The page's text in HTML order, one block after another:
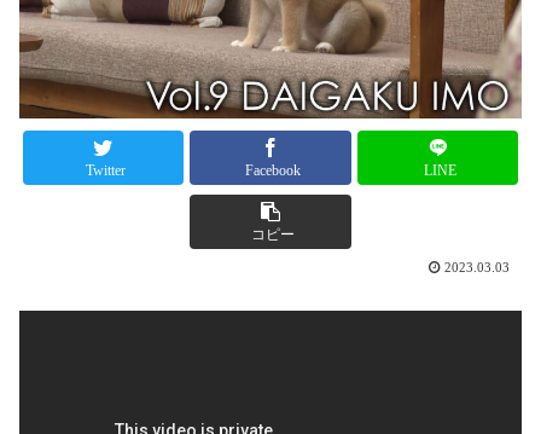
Twitter Facebook LINE
コピー
2023.03.03